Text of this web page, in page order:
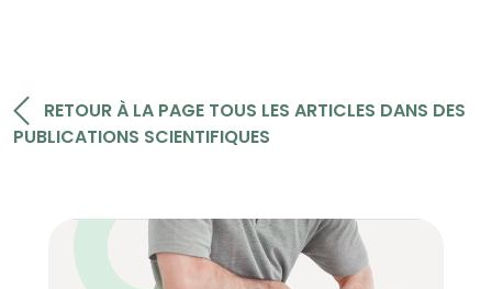
RETOUR À LA PAGE TOUS LES ARTICLES DANS DES
PUBLICATIONS SCIENTIFIQUES